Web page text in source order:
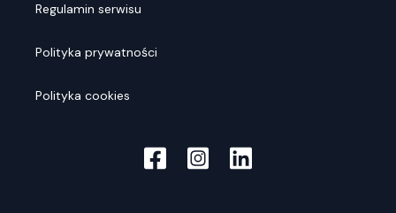
Regulamin serwisu
Polityka prywatności
Polityka cookies